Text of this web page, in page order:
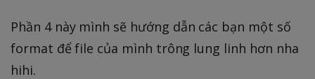
Phần 4 này mình sẽ hướng dẫn các bạn một số
format để file của mình trông lung linh hơn nha
hihi.